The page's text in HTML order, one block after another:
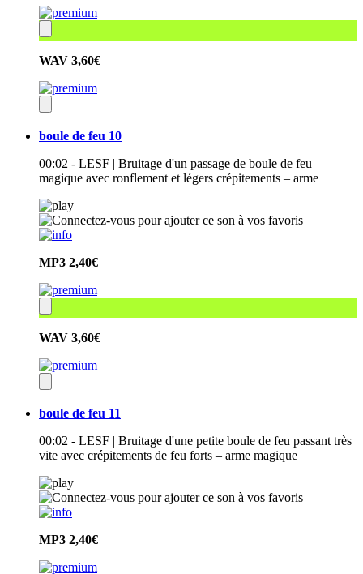
WAV 3,60€
boule de feu 10
00:02 - LESF | Bruitage d'un passage de boule de feu
magique avec ronflement et légers crépitements – arme
MP3 2,40€
WAV 3,60€
boule de feu 11
00:02 - LESF | Bruitage d'une petite boule de feu passant très
vite avec crépitements de feu forts – arme magique
MP3 2,40€